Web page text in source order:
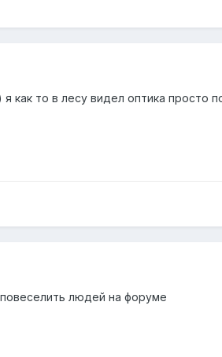
как то в лесу видел оптика просто
людей на форуме